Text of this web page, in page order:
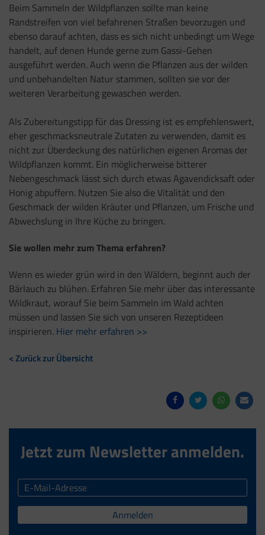
Beim Sammeln der Wildpflanzen sollte man keine
Randstreifen von viel befahrenen Straßen bevorzugen und
ebenso darauf achten, dass es sich nicht unbedingt um Wege
handelt, auf denen Hunde gerne zum Gassi-Gehen
ausgeführt werden. Auch wenn die Pflanzen aus der wilden
und unbehandelten Natur stammen, sollten sie vor der
weiteren Verarbeitung gewaschen werden.
Als Zubereitungstipp für das Dressing ist es empfehlenswert,
eher geschmacksneutrale Zutaten zu verwenden, damit es
nicht zur Überdeckung des natürlichen eigenen Aromas der
Wildpflanzen kommt. Ein möglicherweise bitterer
Nebengeschmack lässt sich durch etwas Agavendicksaft oder
Honig abpuffern. Nutzen Sie also die Vitalität und den
Geschmack der wilden Kräuter und Pflanzen, um Frische und
Abwechslung in Ihre Küche zu bringen.
Sie wollen mehr zum Thema erfahren?
Wenn es wieder grün wird in den Wäldern, beginnt auch der
Bärlauch zu blühen. Erfahren Sie mehr über das interessante
Wildkraut, worauf Sie beim Sammeln im Wald achten
müssen und lassen Sie sich von unseren Rezeptideen
inspirieren. Hier mehr erfahren >>
< Zurück zur Übersicht
Jetzt zum Newsletter anmelden.
Anmelden